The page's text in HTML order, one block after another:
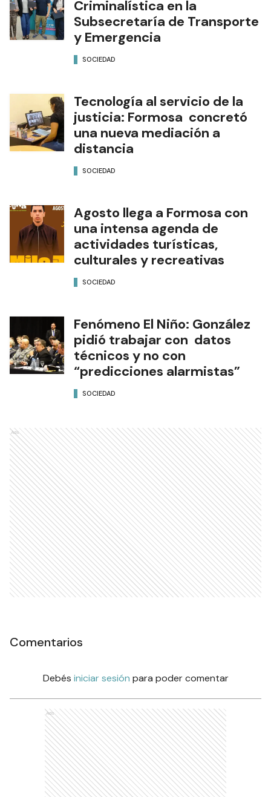
Criminalística en la
Subsecretaría de Transporte
y Emergencia
SOCIEDAD
Tecnología al servicio de la
justicia: Formosa concretó
una nueva mediación a
distancia
SOCIEDAD
Agosto llega a Formosa con
una intensa agenda de
actividades turísticas,
culturales y recreativas
SOCIEDAD
Fenómeno El Niño: González
pidió trabajar con datos
técnicos y no con
“predicciones alarmistas”
SOCIEDAD
Ads
Comentarios
Debés iniciar sesión para poder comentar
Ads